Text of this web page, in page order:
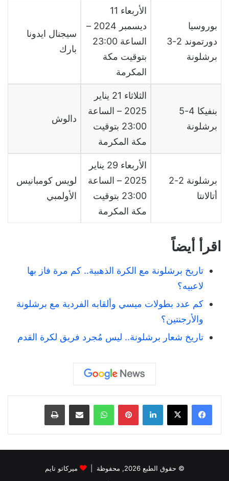
بوروسيا
دورتموند 2-3
برشلونة
الأربعاء 11
ديسمبر 2024 –
الساعة 23:00
بتوقيت مكة
المكرمة
سيجنال ايدونا
بارك
بنفيكا 4-5
برشلونة
الثلاثاء 21 يناير
2025 – الساعة
23:00 بتوقيت
مكة المكرمة
دالوش
برشلونة 2-2
أتالانتا
الأربعاء 29 يناير
2025 – الساعة
23:00 بتوقيت
مكة المكرمة
لويس كومبانيس
الأولمبي
اقرأ أيضاً
تاريخ برشلونة مع الكرة الذهبية.. كم مرة فاز بها
لاعبيه؟
كم عدد بطولات ميسي وألقابه الفردية مع برشلونة
والأرجنتين؟
تاريخ شعار برشلونة.. ليس مُجرد فريق لكرة القدم
لينكدإن بينتيريست واتساب
© حقوق الطبع 2026, محفوظة |
ميركاتو تايم